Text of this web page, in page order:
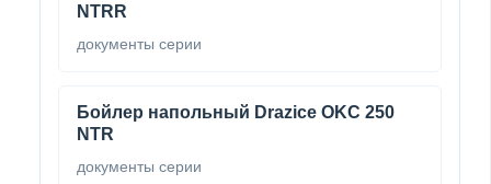
NTRR
документы серии
Бойлер напольный Drazice OKC 250
NTR
документы серии